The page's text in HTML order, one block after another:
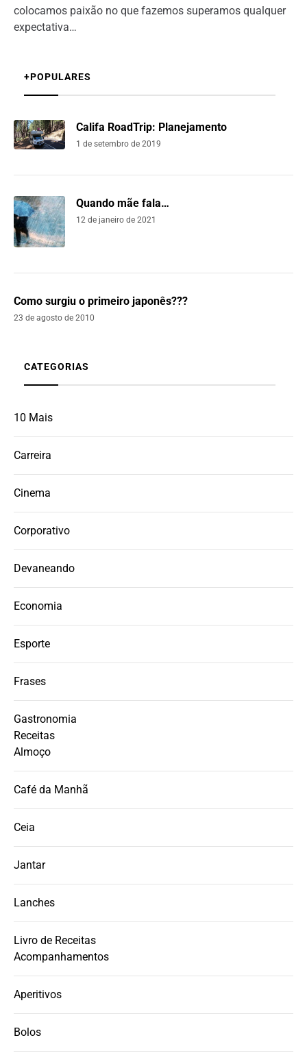
colocamos paixão no que fazemos superamos qualquer
expectativa…
+POPULARES
Califa RoadTrip: Planejamento
1 de setembro de 2019
Quando mãe fala…
12 de janeiro de 2021
Como surgiu o primeiro japonês???
23 de agosto de 2010
CATEGORIAS
10 Mais
Carreira
Cinema
Corporativo
Devaneando
Economia
Esporte
Frases
Gastronomia
Receitas
Almoço
Café da Manhã
Ceia
Jantar
Lanches
Livro de Receitas
Acompanhamentos
Aperitivos
Bolos